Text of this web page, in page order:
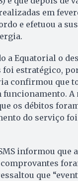
em
e efetuou a
a Equatorial o
foi estratégico,
confirmou que
funcionamento.
os débitos
do serviço
informou que
que